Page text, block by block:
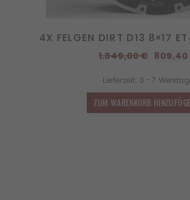
4X FELGEN DIRT D13 8×17
1.349,00€
war:
809,40
Lieferzeit: 3 - 7
ZUM WARENKORB